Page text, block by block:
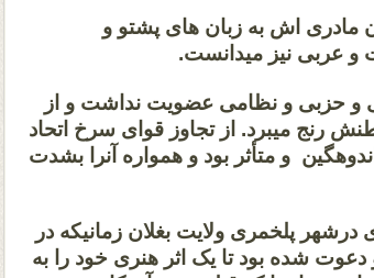
مادری اش به زبان های پشتو و
و عربی نیز میدانست.
و حزبی و نظامی عضویت نداشت و از
رنج میبرد. از تجاوز قوای سرخ اتحاد
و متأثر بود و همواره آنرا بشدت
1358 خورشیدی درشهر پلخمری ولایت بغلان زمانیکه در
دعوت شده بود تا یک اثر هنری خود را به